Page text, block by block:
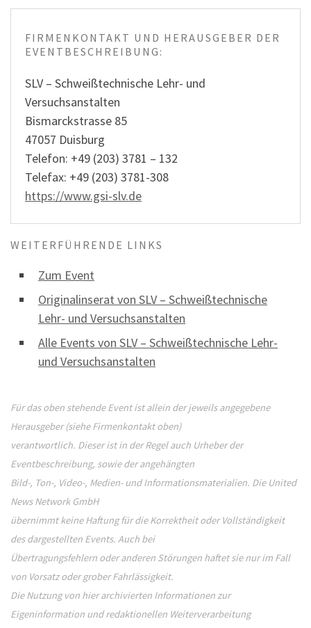
FIRMENKONTAKT UND HERAUSGEBER DER
EVENTBESCHREIBUNG:
SLV – Schweißtechnische Lehr- und
Versuchsanstalten
Bismarckstrasse 85
47057 Duisburg
Telefon: +49 (203) 3781 – 132
Telefax: +49 (203) 3781-308
https://www.gsi-slv.de
WEITERFÜHRENDE LINKS
Zum Event
Originalinserat von SLV – Schweißtechnische
Lehr- und Versuchsanstalten
Alle Events von SLV – Schweißtechnische Lehr-
und Versuchsanstalten
Für das oben stehende Event ist allein der jeweils angegebene
Herausgeber (siehe Firmenkontakt oben)
verantwortlich. Dieser ist in der Regel auch Urheber der
Eventbeschreibung, sowie der angehängten
Bild-, Ton-, Video-, Medien- und Informationsmaterialien. Die United
News Network GmbH
übernimmt keine Haftung für die Korrektheit oder Vollständigkeit
des dargestellten Events. Auch bei
Übertragungsfehlern oder anderen Störungen haftet sie nur im Fall
von Vorsatz oder grober Fahrlässigkeit.
Die Nutzung von hier archivierten Informationen zur
Eigeninformation und redaktionellen Weiterverarbeitung